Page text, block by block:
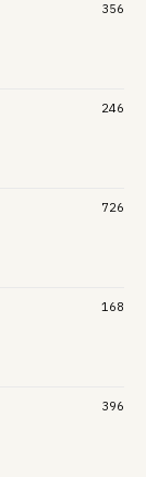
356
246
726
168
396